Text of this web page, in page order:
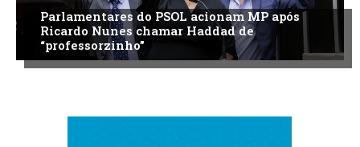
Parlamentares do PSOL acionam MP após
Ricardo Nunes chamar Haddad de
“professorzinho”